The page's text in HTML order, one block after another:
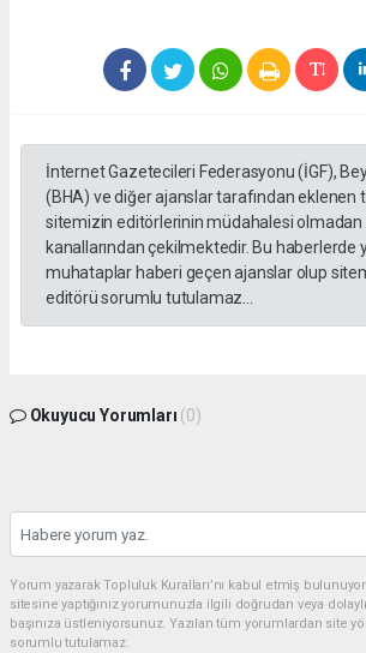
İnternet Gazetecileri Federasyonu (İGF),
(BHA) ve diğer ajanslar tarafından eklenen
sitemizin editörlerinin müdahalesi olmadan
kanallarından çekilmektedir. Bu haberlerde
muhataplar haberi geçen ajanslar olup
editörü sorumlu tutulamaz...
Okuyucu Yorumları (0)
Yorum yazarak Topluluk Kuralları’nı kabul etmiş
sitesine yaptığınız yorumunuzla ilgili doğrudan veya
başınıza üstleniyorsunuz. Yazılan tüm yorumlardan site
sorumlu tutulamaz.